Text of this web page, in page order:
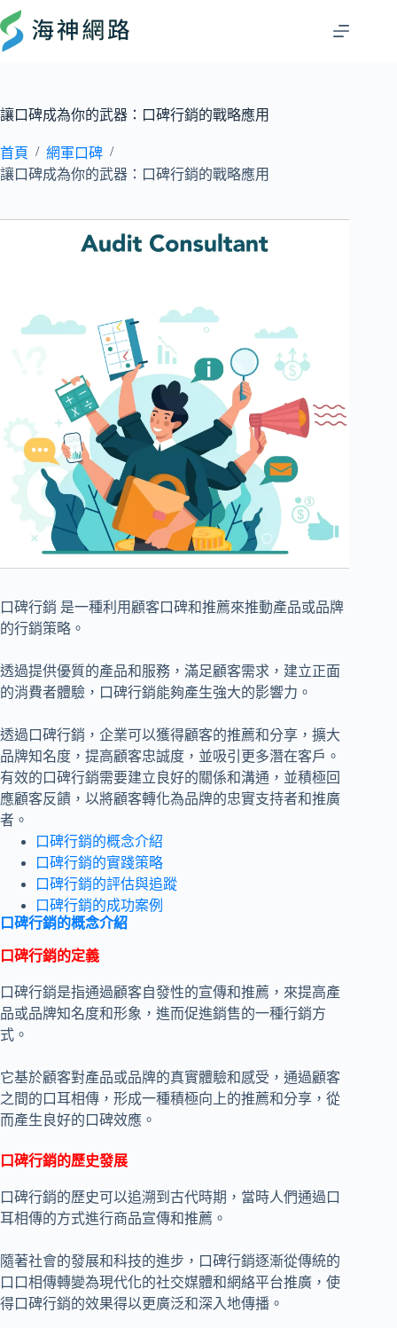
讓口碑成為你的武器：口碑行銷的戰略應用
首頁 / 網軍口碑 /
讓口碑成為你的武器：口碑行銷的戰略應用
口碑行銷 是一種利用顧客口碑和推薦來推動產品或品牌
的行銷策略。
透過提供優質的產品和服務，滿足顧客需求，建立正面
的消費者體驗，口碑行銷能夠產生強大的影響力。
透過口碑行銷，企業可以獲得顧客的推薦和分享，擴大
品牌知名度，提高顧客忠誠度，並吸引更多潛在客戶。
有效的口碑行銷需要建立良好的關係和溝通，並積極回
應顧客反饋，以將顧客轉化為品牌的忠實支持者和推廣
者。
口碑行銷的概念介紹
口碑行銷的實踐策略
口碑行銷的評估與追蹤
口碑行銷的成功案例
口碑行銷的概念介紹
口碑行銷的定義
口碑行銷是指通過顧客自發性的宣傳和推薦，來提高產
品或品牌知名度和形象，進而促進銷售的一種行銷方
式。
它基於顧客對產品或品牌的真實體驗和感受，通過顧客
之間的口耳相傳，形成一種積極向上的推薦和分享，從
而產生良好的口碑效應。
口碑行銷的歷史發展
口碑行銷的歷史可以追溯到古代時期，當時人們通過口
耳相傳的方式進行商品宣傳和推薦。
隨著社會的發展和科技的進步，口碑行銷逐漸從傳統的
口口相傳轉變為現代化的社交媒體和網絡平台推廣，使
得口碑行銷的效果得以更廣泛和深入地傳播。